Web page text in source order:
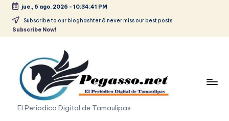
Saltar
jue., 6 ago. 2026 - 10:34:41 PM
Subscribe to our bloghashter & never miss our best posts.
Subscribe Now!
p
El Periodico Digital de Tamaulipas